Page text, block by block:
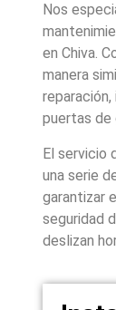
Nos
en Chiva.
manera
puertas de
El servicio
una serie
garantizar
seguridad
deslizan